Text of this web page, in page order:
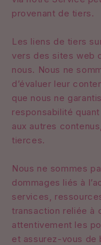
provenant de tiers.
Les liens de tiers
vers des sites web
nous. Nous ne
d’évaluer leur
que nous ne
responsabilité
aux autres
tierces.
Nous ne sommes
dommages liés à
services,
transaction reliée à
attentivement les
et assurez-vous de